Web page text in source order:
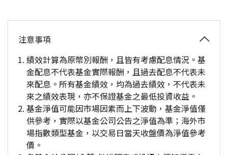
注意事項
績效計算為原幣別報酬，且皆有考慮配息情況。基
金配息不代表基金實際報酬，且過去配息不代表未
來配息。所有基金績效，均為過去績效，不代表未
來之績效表現，亦不保證基金之最低投資收益。
基金淨值可能因市場因素而上下波動，基金淨值僅
供參考，實際以基金公司公告之淨值為準；海外市
場指數類型基金，以交易日當天收盤價為淨值參考
價。